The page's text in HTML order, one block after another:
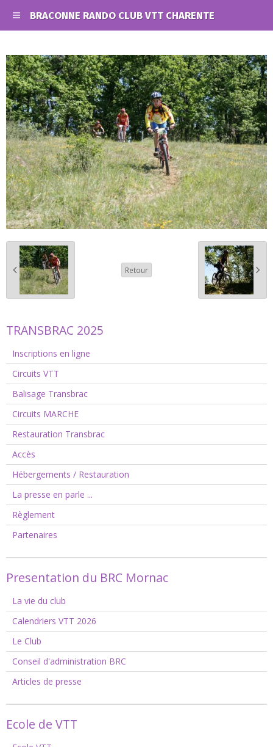
BRACONNE RANDO CLUB VTT CHARENTE
Retour
TRANSBRAC 2025
Inscriptions en ligne
Circuits VTT
Balisage Transbrac
Circuits MARCHE
Restauration Transbrac
Accès
Hébergements / Restauration
La presse en parle ...
Règlement
Partenaires
Presentation du BRC Mornac
La vie du club
Calendriers VTT 2026
Le Club
Conseil d'administration BRC
Articles de presse
Ecole de VTT